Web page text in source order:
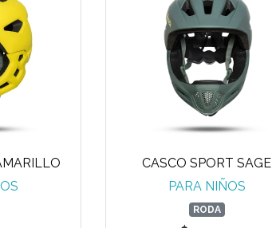
CASCO SPORT SAGE
PARA NIÑOS
RODA